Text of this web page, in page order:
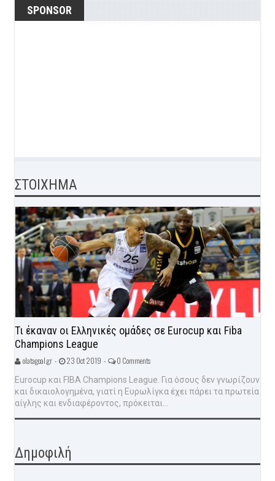
SPONSOR
ΣΤΟΙΧΗΜΑ
Τι έκαναν οι Ελληνικές ομάδες σε Eurocup και Fiba
Champions League
olatagoal.gr - 23 Oct 2019 - 0 Comments
Eurocup και FIBA Champions League. Για όσους δεν γνωρίζουν
και δικαιολογημένα, γιατί η Ευρωλίγκα έχει πάρει τα πρωτεία
αίγλης και ενδιαφέροντος, πρόκειται...
Δημοφιλή